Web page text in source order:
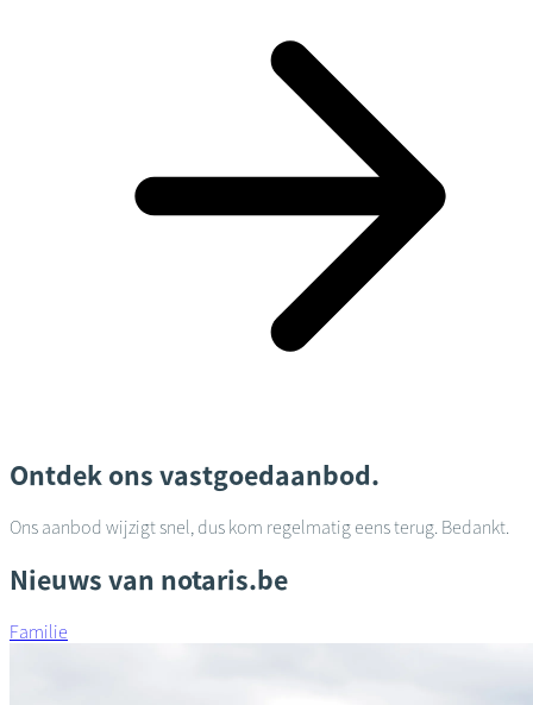
Ontdek ons vastgoedaanbod.
Ons aanbod wijzigt snel, dus kom regelmatig eens terug. Bedankt.
Nieuws van notaris.be
Familie